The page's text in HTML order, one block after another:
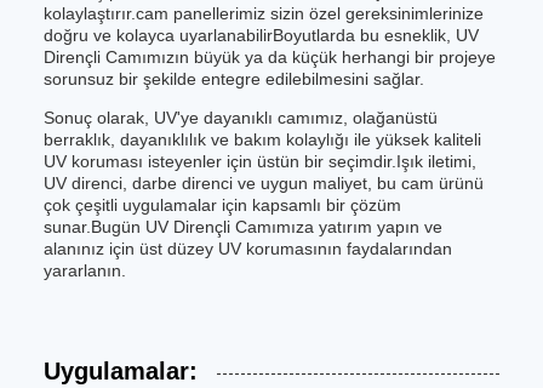
kolaylaştırır.cam panellerimiz sizin özel gereksinimlerinize
doğru ve kolayca uyarlanabilirBoyutlarda bu esneklik, UV
Dirençli Camımızın büyük ya da küçük herhangi bir projeye
sorunsuz bir şekilde entegre edilebilmesini sağlar.
Sonuç olarak, UV'ye dayanıklı camımız, olağanüstü
berraklık, dayanıklılık ve bakım kolaylığı ile yüksek kaliteli
UV koruması isteyenler için üstün bir seçimdir.Işık iletimi,
UV direnci, darbe direnci ve uygun maliyet, bu cam ürünü
çok çeşitli uygulamalar için kapsamlı bir çözüm
sunar.Bugün UV Dirençli Camımıza yatırım yapın ve
alanınız için üst düzey UV korumasının faydalarından
yararlanın.
Uygulamalar: